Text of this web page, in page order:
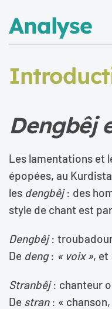
Analyse
Dengbêj
Les lamentations et
épopées, au
les dengbêj: des
style de chant est
Dengbêj:
De deng: « voix », et
Stranbêj: chanteur
De stran: «